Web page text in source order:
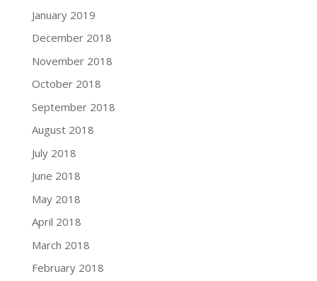
January 2019
December 2018
November 2018
October 2018
September 2018
August 2018
July 2018
June 2018
May 2018
April 2018
March 2018
February 2018